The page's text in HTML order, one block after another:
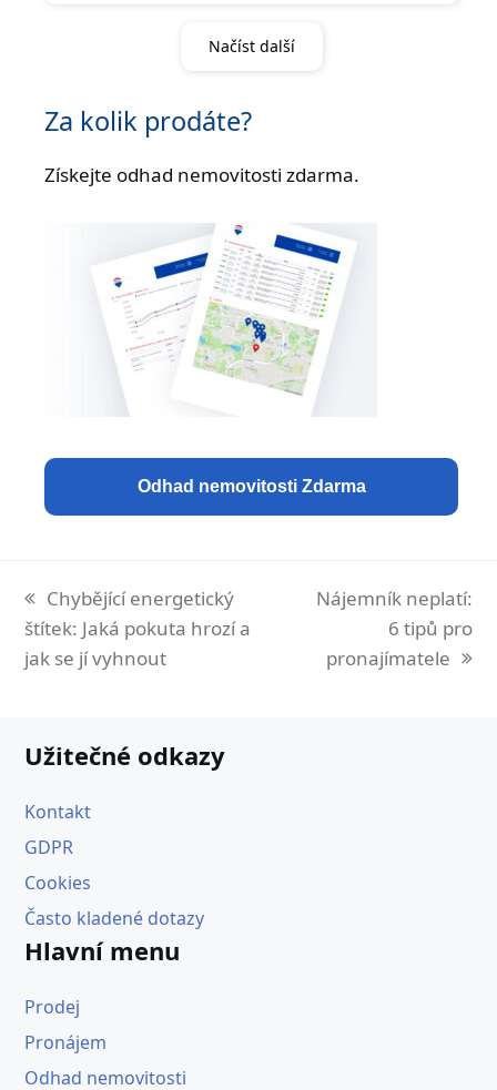
Načíst další
Za kolik prodáte?
Získejte odhad nemovitosti zdarma.
Odhad nemovitosti Zdarma
previous
post:
Chybějící energetický
štítek: Jaká pokuta hrozí a
jak se jí vyhnout
next
Nájemník neplatí:
6 tipů pro
pronajímatele
Užitečné odkazy
Kontakt
GDPR
Cookies
Často kladené dotazy
Hlavní menu
Prodej
Pronájem
Odhad nemovitosti